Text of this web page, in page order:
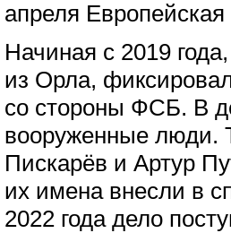
апреля
Начиная с 2019
из Орла,
со стороны ФСБ. В
вооруженные люди.
Пискарёв и Артур
их имена внесли в
2022 года дело